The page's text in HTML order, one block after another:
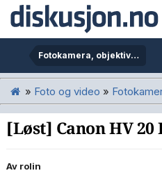
Fotokamera, objektiv og utstyr
» Foto og video »
[Løst] Canon HV 20
Av rolin